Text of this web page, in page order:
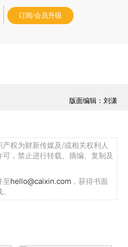
订阅/会员升级
版面编辑：刘潇
权为财新传媒及/或相关权利人
，禁止进行转载、摘编、复制及
至hello@caixin.com ，获得书面